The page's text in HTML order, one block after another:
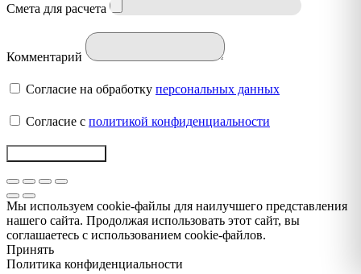
Смета для расчета
Комментарий
Согласие на обработку персональных данных
Согласие с политикой конфиденциальности
Мы используем cookie-файлы для наилучшего представления
нашего сайта. Продолжая использовать этот сайт, вы
соглашаетесь с использованием cookie-файлов.
Принять
Политика конфиденциальности